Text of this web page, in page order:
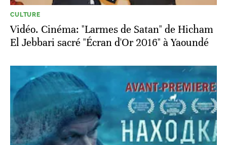
CULTURE
Vidéo. Cinéma: "Larmes de Satan" de Hicham
El Jebbari sacré "Écran d'Or 2016" à Yaoundé